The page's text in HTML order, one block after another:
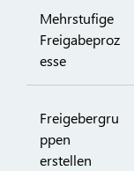
Mehrstufige
Freigabeproz
esse
Freigebergru
ppen
erstellen